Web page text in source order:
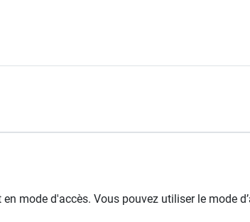
mode d'accès. Vous pouvez utiliser le mode